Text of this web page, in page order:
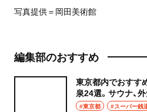
写真提供＝岡田美術館
編集部のおすすめ
東京都内でおすす
泉24選。サウナ、
癒やし空間へ
#東京都 #スーパー銭